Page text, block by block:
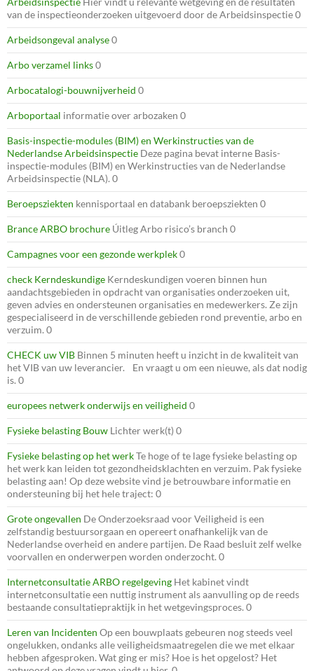
van de inspectieonderzoeken uitgevoerd door de Arbeidsinspectie 0
Arbeidsongeval analyse0
Arbo verzamel links0
Arbocatalogi-bouwnijverheid 0
Arboportaal informatie over arbozaken 0
Basis-inspectie-modules (BIM) en Werkinstructies van de
Nederlandse Arbeidsinspectie Deze pagina bevat interne Basis-
inspectie-modules (BIM) en Werkinstructies van de Nederlandse
Arbeidsinspectie (NLA). 0
Beroepsziekten kennisportaal en databank beroepsziekten 0
Brance ARBO brochure Úitleg Arbo risico’s branch 0
Campagnes voor een gezonde werkplek0
check Kerndeskundige Kerndeskundigen voeren binnen hun
aandachtsgebieden in opdracht van organisaties onderzoeken uit,
geven advies en ondersteunen organisaties en medewerkers. Ze zijn
gespecialiseerd in de verschillende gebieden rond preventie, arbo en
verzuim. 0
CHECK uw VIB Binnen 5 minuten heeft u inzicht in de kwaliteit van
het VIB van uw leverancier. En vraagt u om een nieuwe, als dat nodig
is. 0
europees netwerk onderwijs en veiligheid 0
Fysieke belasting Bouw Lichter werk(t) 0
Fysieke belasting op het werkTe hoge of te lage fysieke belasting op
het werk kan leiden tot gezondheidsklachten en verzuim. Pak fysieke
belasting aan! Op deze website vind je betrouwbare informatie en
ondersteuning bij het hele traject: 0
Grote ongevallen De Onderzoeksraad voor Veiligheid is een
zelfstandig bestuursorgaan en opereert onafhankelijk van de
Nederlandse overheid en andere partijen. De Raad besluit zelf welke
voorvallen en onderwerpen worden onderzocht. 0
Internetconsultatie ARBO regelgeving Het kabinet vindt
internetconsultatie een nuttig instrument als aanvulling op de reeds
bestaande consultatiepraktijk in het wetgevingsproces. 0
Leren van Incidenten Op een bouwplaats gebeuren nog steeds veel
ongelukken, ondanks alle veiligheidsmaatregelen die we met elkaar
hebben afgesproken. Wat ging er mis? Hoe is het opgelost? Het